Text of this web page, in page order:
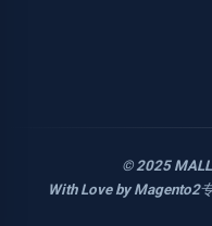
© 2025
With Love by Magento2